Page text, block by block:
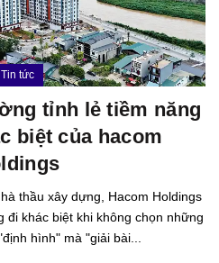
Tin tức
tỉnh lẻ tiềm năng
biệt của hacom
thầu xây dựng, Hacom Holdings
khác biệt khi không chọn những
hình" mà "giải bài...